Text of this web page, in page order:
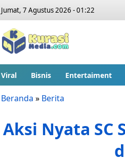
Jumat, 7 Agustus 2026 - 01:22
Viral Bisnis Entertaiment
Beranda » Berita
Aksi Nyata SC